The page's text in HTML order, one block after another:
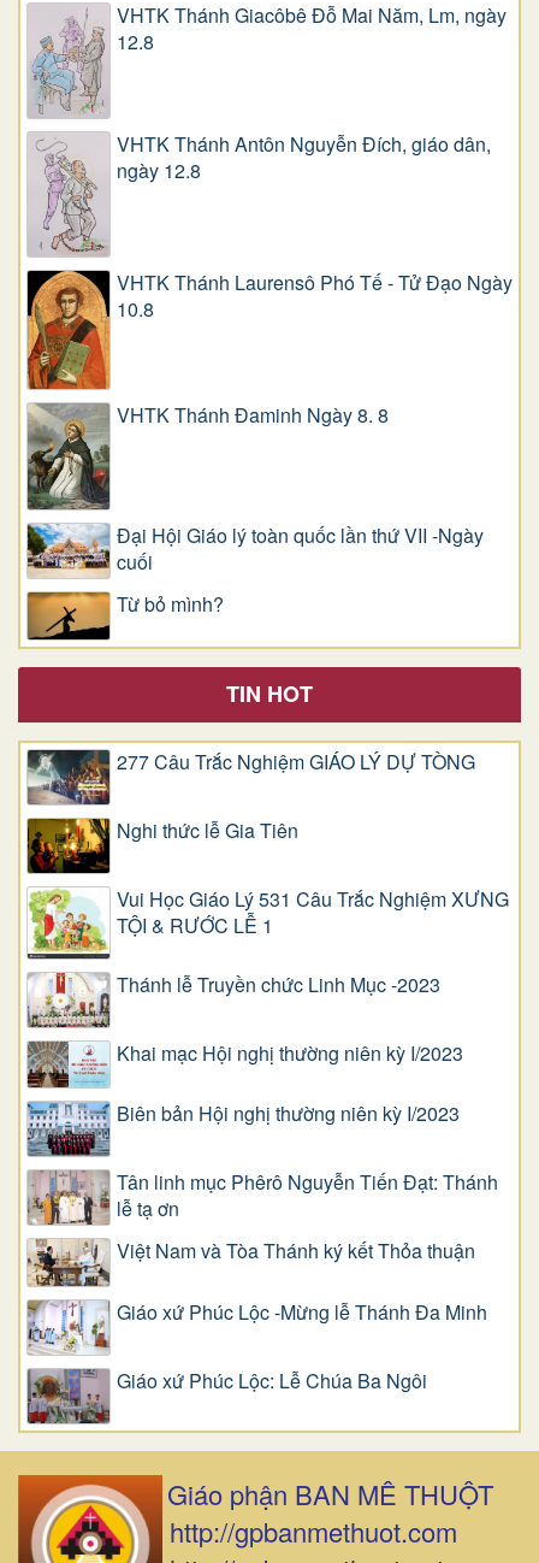
VHTK Thánh Giacôbê Ðỗ Mai Năm, Lm, ngày
12.8
VHTK Thánh Antôn Nguyễn Ðích, giáo dân,
ngày 12.8
VHTK Thánh Laurensô Phó Tế - Tử Đạo Ngày
10.8
VHTK Thánh Đaminh Ngày 8. 8
Đại Hội Giáo lý toàn quốc lần thứ VII -Ngày
cuối
Từ bỏ mình?
TIN HOT
277 Câu Trắc Nghiệm GIÁO LÝ DỰ TÒNG
Nghi thức lễ Gia Tiên
Vui Học Giáo Lý 531 Câu Trắc Nghiệm XƯNG
TỘI & RƯỚC LỄ 1
Thánh lễ Truyền chức Linh Mục -2023
Khai mạc Hội nghị thường niên kỳ I/2023
Biên bản Hội nghị thường niên kỳ I/2023
Tân linh mục Phêrô Nguyễn Tiến Đạt: Thánh
lễ tạ ơn
Việt Nam và Tòa Thánh ký kết Thỏa thuận
Giáo xứ Phúc Lộc -Mừng lễ Thánh Đa Minh
Giáo xứ Phúc Lộc: Lễ Chúa Ba Ngôi
Giáo phận BAN MÊ THUỘT
http://gpbanmethuot.com